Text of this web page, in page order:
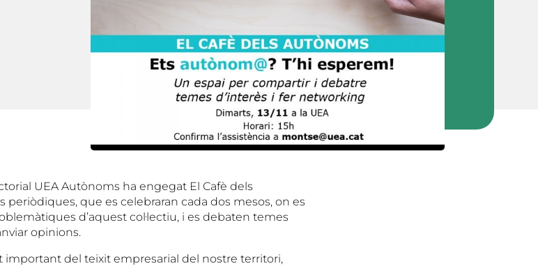
UEA Autònoms ha engegat El Cafè dels
periòdiques, que es celebraran cada dos mesos, on es
d’aquest col·lectiu, i es debaten temes
opinions.
important del teixit empresarial del nostre territori,